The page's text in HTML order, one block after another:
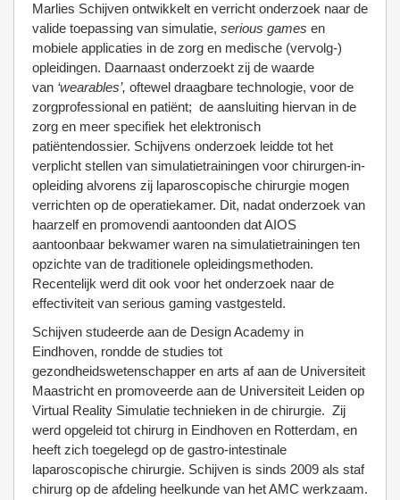
Marlies Schijven ontwikkelt en verricht onderzoek naar de
valide toepassing van simulatie, serious games en
mobiele applicaties in de zorg en medische (vervolg-)
opleidingen. Daarnaast onderzoekt zij de waarde
van ‘wearables’, oftewel draagbare technologie, voor de
zorgprofessional en patiënt; de aansluiting hiervan in de
zorg en meer specifiek het elektronisch
patiëntendossier. Schijvens onderzoek leidde tot het
verplicht stellen van simulatietrainingen voor chirurgen-in-
opleiding alvorens zij laparoscopische chirurgie mogen
verrichten op de operatiekamer. Dit, nadat onderzoek van
haarzelf en promovendi aantoonden dat AIOS
aantoonbaar bekwamer waren na simulatietrainingen ten
opzichte van de traditionele opleidingsmethoden.
Recentelijk werd dit ook voor het onderzoek naar de
effectiviteit van serious gaming vastgesteld.
Schijven studeerde aan de Design Academy in
Eindhoven, rondde de studies tot
gezondheidswetenschapper en arts af aan de Universiteit
Maastricht en promoveerde aan de Universiteit Leiden op
Virtual Reality Simulatie technieken in de chirurgie. Zij
werd opgeleid tot chirurg in Eindhoven en Rotterdam, en
heeft zich toegelegd op de gastro-intestinale
laparoscopische chirurgie. Schijven is sinds 2009 als staf
chirurg op de afdeling heelkunde van het AMC werkzaam.